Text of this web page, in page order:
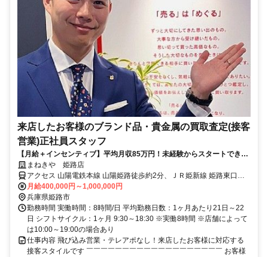
来店したお客様のブランド品・貴金属の買取査定(接客
営業)正社員スタッフ
【月給＋インセンティブ】平均月収85万円！未経験からスタートできる
買取店舗の正社員求人★
まねきや 姫路店
アクセス 山陽電鉄本線 山陽姫路徒歩約2分、ＪＲ姫新線 姫路東口徒
歩約3分、ＪＲ山陽本線 姫路東口徒歩約3分
月給400,000円～1,000,000円
兵庫県姫路市
勤務時間 実働時間：8時間/日 平均勤務日数：1ヶ月あたり21日～22
日 シフトサイクル：1ヶ月 9:30～18:30 ※実働8時間 ※店舗によって
は10:00～19:00の場合あり
仕事内容 飛び込み営業・テレアポなし！来店したお客様に対応する
接客スタイルです ￣￣￣￣￣￣￣￣￣￣￣￣￣￣￣￣￣￣￣ お客様